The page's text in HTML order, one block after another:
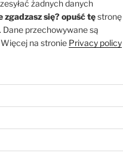
żadnych danych
zgadzasz się?opuść tęstronę
Dane przechowywane są
na stronie Privacy policy